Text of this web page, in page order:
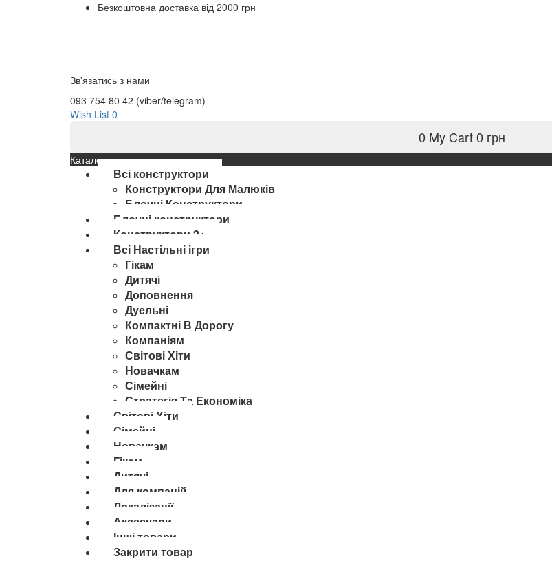
Безкоштовна доставка від 2000 грн
Зв'язатись з нами
093 754 80 42 (viber/telegram)
Wish List 0
0 My Cart0 грн
Каталог
Всі конструктори
Конструктори Для Малюків
Блочні Конструктори
Блочні конструктори
Конструктори 2+
Всі Настільні ігри
Гікам
Дитячі
Доповнення
Дуельні
Компактні В Дорогу
Компаніям
Світові Хіти
Новачкам
Сімейні
Стратегія Та Економіка
Світові Хіти
Сімейні
Новачкам
Гікам
Дитячі
Для компаній
Локалізації
Аксесуари
Інші товари
Закрити товар